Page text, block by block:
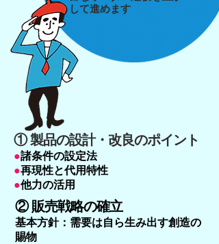
して進めます
① 製品の設計・改良のポイント
●諸条件の設定法
●再現性と代用特性
●他力の活用
② 販売戦略の確立
基本方針：需要は自ら生み出す創造の
賜物